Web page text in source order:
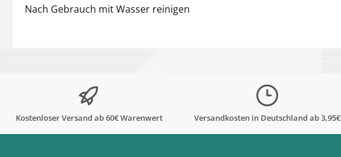
Nach Gebrauch mit Wasser reinigen
Kostenloser Versand ab 60€ Warenwert Versandkosten in Deutschland ab 3,95€